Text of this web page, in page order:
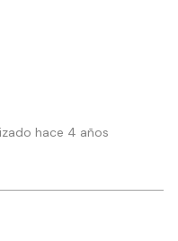
hace 4 años